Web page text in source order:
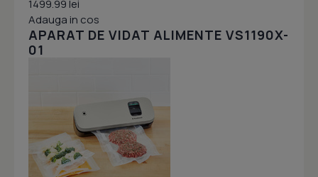
1499.99 lei
Adauga in cos
APARAT DE VIDAT ALIMENTE VS1190X-
01